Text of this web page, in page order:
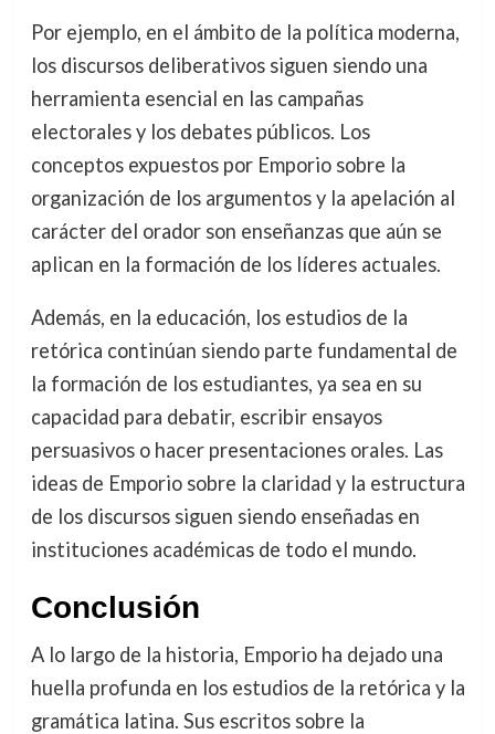
Por ejemplo, en el ámbito de la política moderna,
los discursos deliberativos siguen siendo una
herramienta esencial en las campañas
electorales y los debates públicos. Los
conceptos expuestos por Emporio sobre la
organización de los argumentos y la apelación al
carácter del orador son enseñanzas que aún se
aplican en la formación de los líderes actuales.
Además, en la educación, los estudios de la
retórica continúan siendo parte fundamental de
la formación de los estudiantes, ya sea en su
capacidad para debatir, escribir ensayos
persuasivos o hacer presentaciones orales. Las
ideas de Emporio sobre la claridad y la estructura
de los discursos siguen siendo enseñadas en
instituciones académicas de todo el mundo.
Conclusión
A lo largo de la historia, Emporio ha dejado una
huella profunda en los estudios de la retórica y la
gramática latina. Sus escritos sobre la